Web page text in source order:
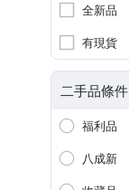
全新品
有現貨
二手品條件
福利品
八成新